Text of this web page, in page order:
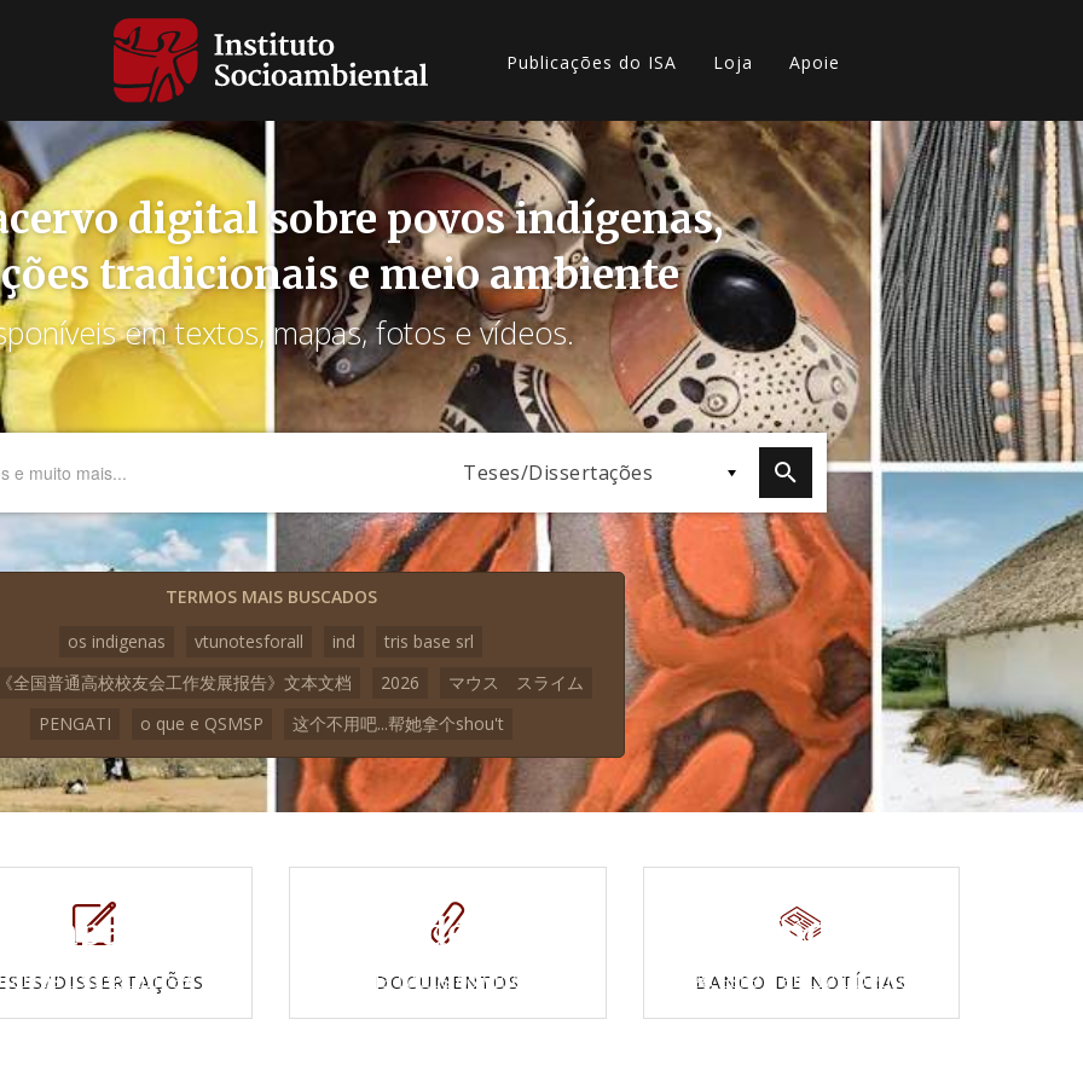
Publicações do ISA Loja Apoie
digital sobre povos indígenas,
tradicionais e meio ambiente
em textos, mapas, fotos e vídeos.
Teses/Dissertações
TERMOS MAIS BUSCADOS
os indigenas
vtunotesforall ind
tris base srl
全国普通高校校友会工作发展报告》文本文档
2026
マウス スライム
PENGATI
o que e QSMSP 这个不用吧...帮她拿个shou't
DISSERTAÇÕES DOCUMENTOS BANCO DE NOTÍCIAS
Mapas e
topográficas
Vídeos
Veja todos os vídeos
Povos Indígenas
Acesse a enciclopédia